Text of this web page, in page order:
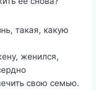
такая, какую
женился,
свою семью.